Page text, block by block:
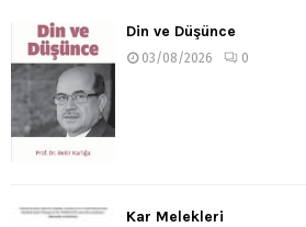
Din ve Düşünce
03/08/2026 0
Kar Melekleri